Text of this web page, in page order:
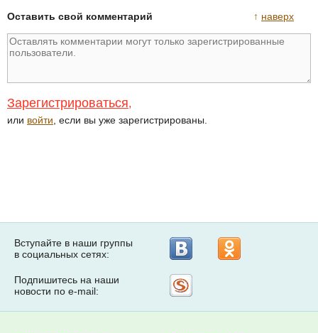
↑ наверх
Оставить свой комментарий
Зарегистрироваться,
или войти, если вы уже зарегистрированы.
Вступайте в наши группы
в социальных сетях:
Подпишитесь на наши
новости по e-mail: